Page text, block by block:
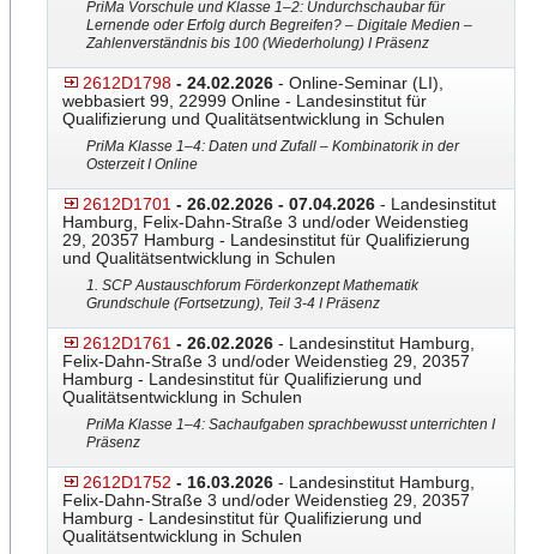
PriMa Vorschule und Klasse 1–2: Undurchschaubar für
Lernende oder Erfolg durch Begreifen? – Digitale Medien –
Zahlenverständnis bis 100 (Wiederholung) I Präsenz
2612D1798 - 24.02.2026 - Online-Seminar (LI),
webbasiert 99, 22999 Online - Landesinstitut für
Qualifizierung und Qualitätsentwicklung in Schulen
PriMa Klasse 1–4: Daten und Zufall – Kombinatorik in der
Osterzeit I Online
2612D1701 - 26.02.2026 - 07.04.2026 - Landesinstitut
Hamburg, Felix-Dahn-Straße 3 und/oder Weidenstieg
29, 20357 Hamburg - Landesinstitut für Qualifizierung
und Qualitätsentwicklung in Schulen
1. SCP Austauschforum Förderkonzept Mathematik
Grundschule (Fortsetzung), Teil 3-4 I Präsenz
2612D1761 - 26.02.2026 - Landesinstitut Hamburg,
Felix-Dahn-Straße 3 und/oder Weidenstieg 29, 20357
Hamburg - Landesinstitut für Qualifizierung und
Qualitätsentwicklung in Schulen
PriMa Klasse 1–4: Sachaufgaben sprachbewusst unterrichten I
Präsenz
2612D1752 - 16.03.2026 - Landesinstitut Hamburg,
Felix-Dahn-Straße 3 und/oder Weidenstieg 29, 20357
Hamburg - Landesinstitut für Qualifizierung und
Qualitätsentwicklung in Schulen